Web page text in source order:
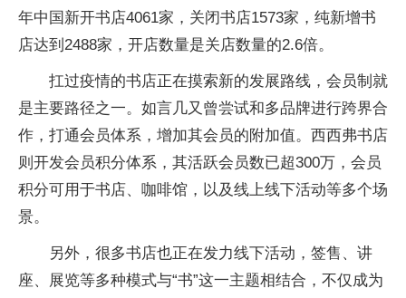
年中国新开书店4061家，关闭书店1573家，纯新增书
店达到2488家，开店数量是关店数量的2.6倍。
扛过疫情的书店正在摸索新的发展路线，会员制就
是主要路径之一。如言几又曾尝试和多品牌进行跨界合
作，打通会员体系，增加其会员的附加值。西西弗书店
则开发会员积分体系，其活跃会员数已超300万，会员
积分可用于书店、咖啡馆，以及线上线下活动等多个场
景。
另外，很多书店也正在发力线下活动，签售、讲
座、展览等多种模式与“书”这一主题相结合，不仅成为